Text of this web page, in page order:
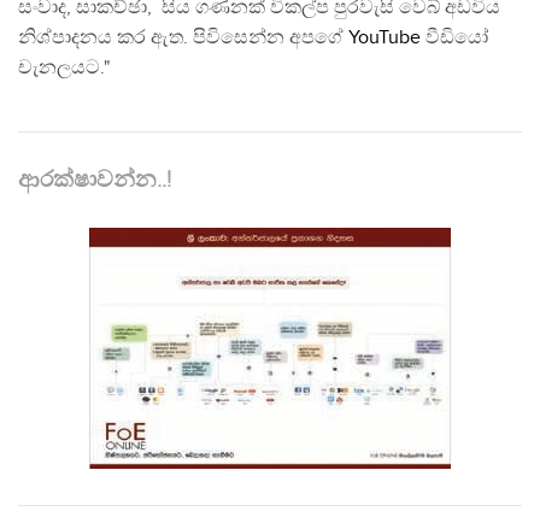
සංවාද, සාකච්ඡා, සිය ගණනක් විකල්ප පුරවැසි වෙබ් අඩවිය
නිශ්පාදනය කර ඇත. පිවිසෙන්න අපගේ YouTube වීඩියෝ
චැනලයට."
ආරක්ෂාවන්න..!